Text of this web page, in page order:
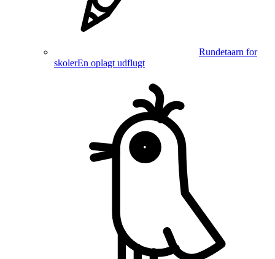
Rundetaarn for
skolerEn oplagt udflugt